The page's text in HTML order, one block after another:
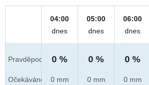
Pravděpod.
Očekáváno
04:00
dnes
0 %
0 mm
05:00
dnes
0 %
0 mm
06:00
dnes
0 %
0 mm